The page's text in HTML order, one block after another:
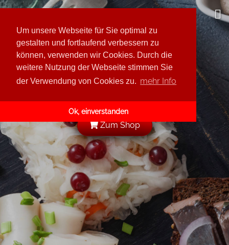
Um unsere Webseite für Sie optimal zu
gestalten und fortlaufend verbessern zu
können, verwenden wir Cookies. Durch die
weitere Nutzung der Webseite stimmen Sie
der Verwendung von Cookies zu. mehr Info
Ok, einverstanden
Zum Shop
Über uns
Sortimentvorschau
Rodnaja Derewnja
Omas Gurken
Leis
Lidia
Baba Manja
Kunde werden